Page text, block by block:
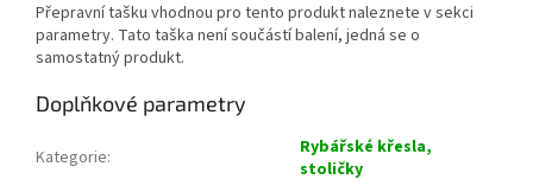
Přepravní tašku vhodnou pro tento produkt naleznete v sekci
parametry. Tato taška není součástí balení, jedná se o
samostatný produkt.
Doplňkové parametry
Kategorie:
Rybářské křesla,
stoličky